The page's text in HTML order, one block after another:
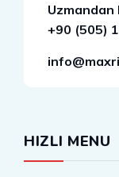
Uzmandan
+90 (505)
HIZLI MENU